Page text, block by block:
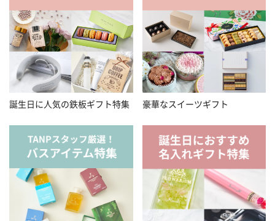
誕生日に人気の鉄板ギフト特集 豪華なスイーツギフト